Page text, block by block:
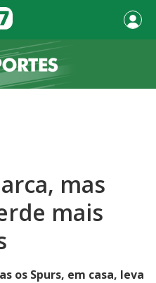
mas
mais
os Spurs, em casa, leva